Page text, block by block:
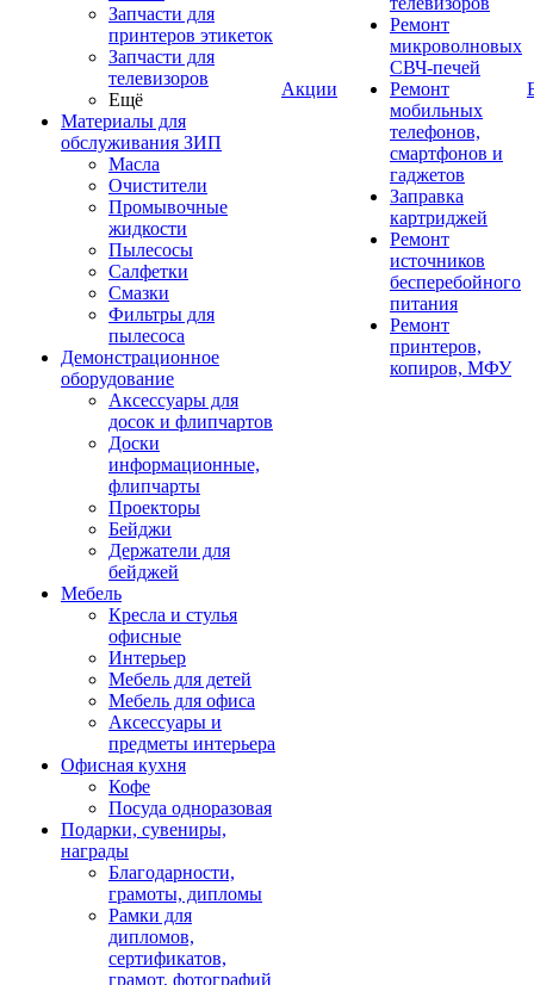
Запчасти для
принтеров этикеток
Запчасти для
телевизоров
Ещё
Материалы для
обслуживания ЗИП
Масла
Очистители
Промывочные
жидкости
Пылесосы
Салфетки
Смазки
Фильтры для
пылесоса
Демонстрационное
оборудование
Аксессуары для
досок и флипчартов
Доски
информационные,
флипчарты
Проекторы
Бейджи
Держатели для
бейджей
Мебель
Кресла и стулья
офисные
Интерьер
Мебель для детей
Мебель для офиса
Аксессуары и
предметы интерьера
Офисная кухня
Кофе
Посуда одноразовая
Подарки, сувениры,
награды
Благодарности,
грамоты, дипломы
Рамки для
дипломов,
сертификатов,
грамот, фотографий
Акции
Ремонт
микроволновых
СВЧ-печей
Ремонт
мобильных
телефонов,
смартфонов и
гаджетов
Заправка
картриджей
Ремонт
источников
бесперебойного
питания
Ремонт
принтеров,
копиров, МФУ